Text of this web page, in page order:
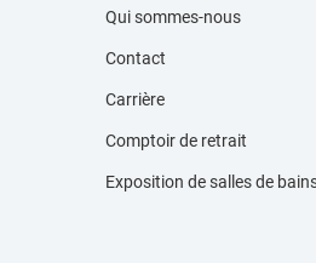
Qui sommes-nous
Contact
Carrière
Comptoir de retrait
Exposition de salles de